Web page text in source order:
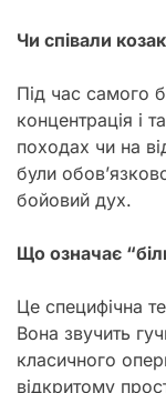
Чи співали
Під час самого
концентрація і
походах чи на
були
бойовий дух.
Що означає
Це специфічна
Вона звучить
класичного
відкритому